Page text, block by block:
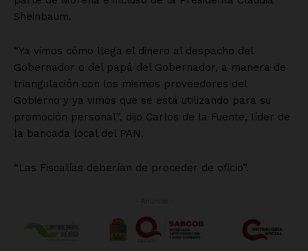
Empresa
Contacto
Política de privacidad
Políticas del Sitio
Información Propietaria / Financiación